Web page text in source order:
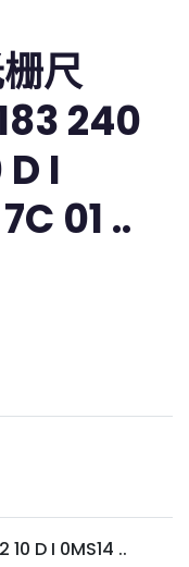
尺
240
I
01 ..
D I 0MS14 ..